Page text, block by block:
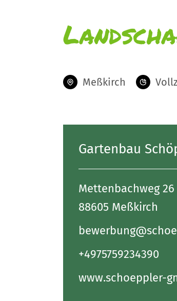
Meßkirch
Gartenbau
Mettenbachweg 26
88605 Meßkirch
+4975759234390
www.schoeppler-